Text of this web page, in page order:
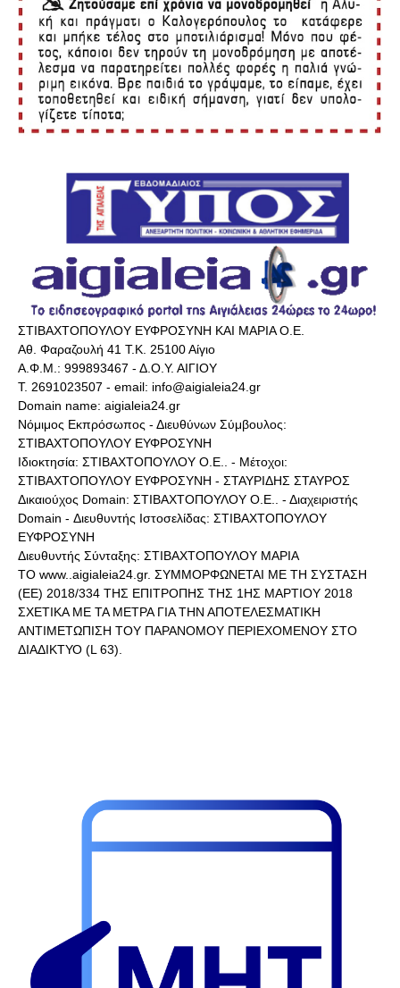
ΣΤΙΒΑΧΤΟΠΟΥΛΟΥ ΕΥΦΡΟΣΥΝΗ ΚΑΙ ΜΑΡΙΑ Ο.Ε.
Αθ. Φαραζουλή 41 Τ.Κ. 25100 Αίγιο
Α.Φ.Μ.: 999893467 - Δ.Ο.Υ. ΑΙΓΙΟΥ
Τ. 2691023507 - email: info@aigialeia24.gr
Domain name: aigialeia24.gr
Νόμιμος Εκπρόσωπος - Διευθύνων Σύμβουλος:
ΣΤΙΒΑΧΤΟΠΟΥΛΟΥ ΕΥΦΡΟΣΥΝΗ
Ιδιοκτησία: ΣΤΙΒΑΧΤΟΠΟΥΛΟΥ Ο.Ε.. - Μέτοχοι:
ΣΤΙΒΑΧΤΟΠΟΥΛΟΥ ΕΥΦΡΟΣΥΝΗ - ΣΤΑΥΡΙΔΗΣ ΣΤΑΥΡΟΣ
Δικαιούχος Domain: ΣΤΙΒΑΧΤΟΠΟΥΛΟΥ Ο.Ε.. - Διαχειριστής
Domain - Διευθυντής Ιστοσελίδας: ΣΤΙΒΑΧΤΟΠΟΥΛΟΥ
ΕΥΦΡΟΣΥΝΗ
Διευθυντής Σύνταξης: ΣΤΙΒΑΧΤΟΠΟΥΛΟΥ ΜΑΡΙΑ
ΤΟ www..aigialeia24.gr. ΣΥΜΜΟΡΦΩΝΕΤΑΙ ΜΕ ΤΗ ΣΥΣΤΑΣΗ
(ΕΕ) 2018/334 ΤΗΣ ΕΠΙΤΡΟΠΗΣ ΤΗΣ 1ΗΣ ΜΑΡΤΙΟΥ 2018
ΣΧΕΤΙΚΑ ΜΕ ΤΑ ΜΕΤΡΑ ΓΙΑ ΤΗΝ ΑΠΟΤΕΛΕΣΜΑΤΙΚΗ
ΑΝΤΙΜΕΤΩΠΙΣΗ ΤΟΥ ΠΑΡΑΝΟΜΟΥ ΠΕΡΙΕΧΟΜΕΝΟΥ ΣΤΟ
ΔΙΑΔΙΚΤΥΟ (L 63).